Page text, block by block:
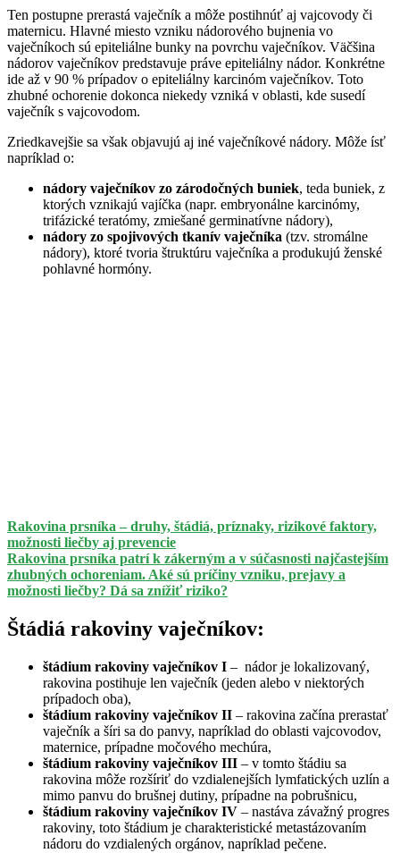
Ten postupne prerastá vaječník a môže postihnúť aj vajcovody či
maternicu. Hlavné miesto vzniku nádorového bujnenia vo
vaječníkoch sú epiteliálne bunky na povrchu vaječníkov. Väčšina
nádorov vaječníkov predstavuje práve epiteliálny nádor. Konkrétne
ide až v 90 % prípadov o epiteliálny karcinóm vaječníkov. Toto
zhubné ochorenie dokonca niekedy vzniká v oblasti, kde susedí
vaječník s vajcovodom.
Zriedkavejšie sa však objavujú aj iné vaječníkové nádory. Môže ísť
napríklad o:
nádory vaječníkov zo zárodočných buniek, teda buniek, z
ktorých vznikajú vajíčka (napr. embryonálne karcinómy,
trifázické teratómy, zmiešané germinatívne nádory),
nádory zo spojivových tkanív vaječníka (tzv. stromálne
nádory), ktoré tvoria štruktúru vaječníka a produkujú ženské
pohlavné hormóny.
Rakovina prsníka – druhy, štádiá, príznaky, rizikové faktory,
možnosti liečby aj prevencie
Rakovina prsníka patrí k zákerným a v súčasnosti najčastejším
zhubných ochoreniam. Aké sú príčiny vzniku, prejavy a
možnosti liečby? Dá sa znížiť riziko?
Štádiá rakoviny vaječníkov:
štádium rakoviny vaječníkov I – nádor je lokalizovaný,
rakovina postihuje len vaječník (jeden alebo v niektorých
prípadoch oba),
štádium rakoviny vaječníkov II – rakovina začína prerastať
vaječník a šíri sa do panvy, napríklad do oblasti vajcovodov,
maternice, prípadne močového mechúra,
štádium rakoviny vaječníkov III – v tomto štádiu sa
rakovina môže rozšíriť do vzdialenejších lymfatických uzlín a
mimo panvu do brušnej dutiny, prípadne na pobrušnicu,
štádium rakoviny vaječníkov IV – nastáva závažný progres
rakoviny, toto štádium je charakteristické metastázovaním
nádoru do vzdialených orgánov, napríklad pečene.